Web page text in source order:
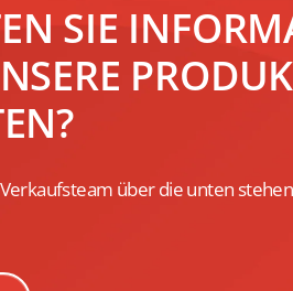
SIE
über die unten